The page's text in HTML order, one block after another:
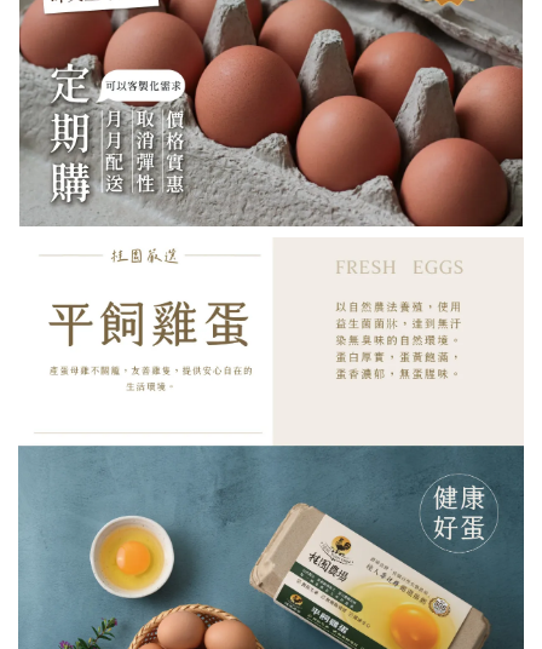
【如需貨到付款 務必選購】代收款專用
NT$ 30
- +